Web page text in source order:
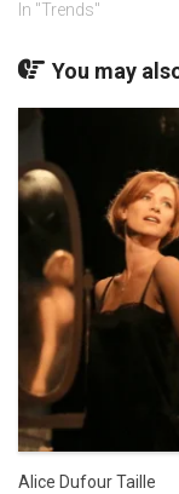
In "Trends"
You may
Alice Dufour Taille